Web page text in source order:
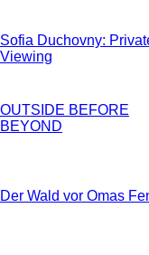
Sofia Duchovny:
Viewing
OUTSIDE BEFORE
BEYOND
Der Wald vor Omas